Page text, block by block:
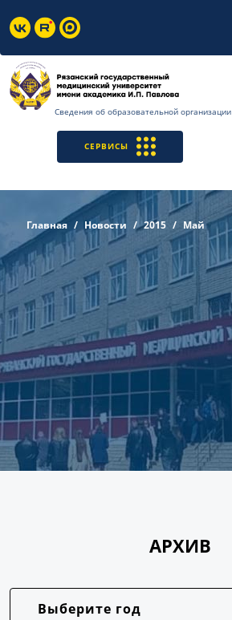
Сведения об образовательной организации
СЕРВИСЫ
Главная Новости 2015 Май
АРХИВ
Выберите год